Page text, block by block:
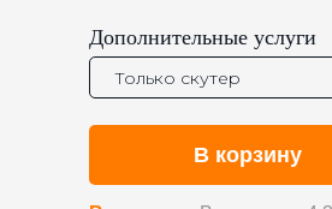
Дополнительные услуги
В корзину